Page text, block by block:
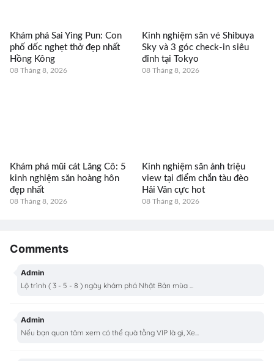
Khám phá Sai Ying Pun: Con
phố dốc nghẹt thở đẹp nhất
Hồng Kông
08 Tháng 8, 2026
Kinh nghiệm săn vé Shibuya
Sky và 3 góc check-in siêu
đỉnh tại Tokyo
08 Tháng 8, 2026
Khám phá mũi cát Lăng Cô: 5
kinh nghiệm săn hoàng hôn
đẹp nhất
08 Tháng 8, 2026
Kinh nghiệm săn ảnh triệu
view tại điểm chắn tàu đèo
Hải Vân cực hot
08 Tháng 8, 2026
Comments
Admin
Lộ trình ( 3 - 5 - 8 ) ngày khám phá Nhật Bản mùa ...
Admin
Nếu bạn quan tâm xem có thể quà tằng VIP là gì, Xe...